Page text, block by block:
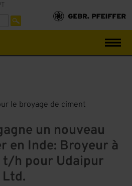
le broyage de ciment
un nouveau
en Inde: Broyeur à
h pour Udaipur
Ltd.